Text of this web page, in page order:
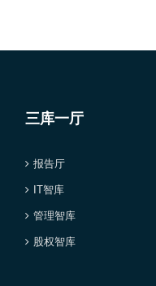
三库一厅
报告厅
IT智库
管理智库
股权智库